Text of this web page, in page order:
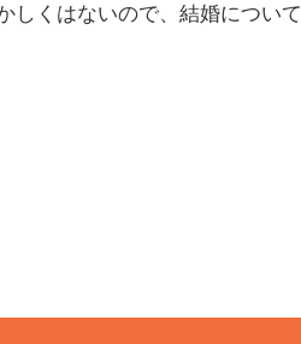
しくはないので、結婚について